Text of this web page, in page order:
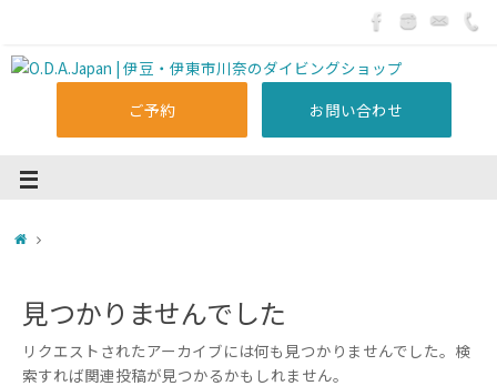
ご予約 お問い合わせ
見つかりませんでした
リクエストされたアーカイブには何も見つかりませんでした。検
索すれば関連投稿が見つかるかもしれません。